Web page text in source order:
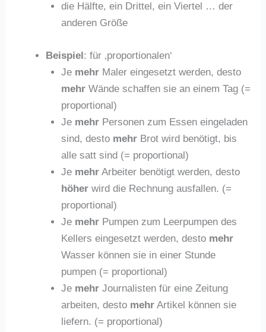
die Hälfte, ein Drittel, ein Viertel … der
anderen Größe
Beispiel : für ‚proportionalen‘
Je mehrMaler eingesetzt werden, desto
mehrWände schaffen sie an einem Tag (=
proportional)
Jemehr Personen zum Essen eingeladen
sind, desto mehrBrot wird benötigt, bis
alle satt sind (= proportional)
Je mehrArbeiter benötigt werden, desto
höherwird die Rechnung ausfallen. (=
proportional)
Je mehrPumpen zum Leerpumpen des
Kellers eingesetzt werden, desto mehr
Wasser können sie in einer Stunde
pumpen (= proportional)
Je mehrJournalisten für eine Zeitung
arbeiten, desto mehrArtikel können sie
liefern. (= proportional)